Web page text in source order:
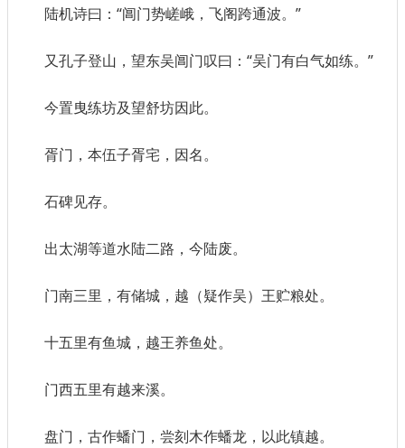
陆机诗曰：“阊门势嵯峨，飞阁跨通波。”
又孔子登山，望东吴阊门叹曰：“吴门有白气如练。”
今置曳练坊及望舒坊因此。
胥门，本伍子胥宅，因名。
石碑见存。
出太湖等道水陆二路，今陆废。
门南三里，有储城，越（疑作吴）王贮粮处。
十五里有鱼城，越王养鱼处。
门西五里有越来溪。
盘门，古作蟠门，尝刻木作蟠龙，以此镇越。